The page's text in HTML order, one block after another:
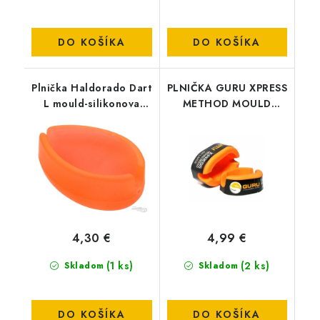
DO KOŠÍKA DO KOŠÍKA
Plnička Haldorado Dart
L mould-silikonova
Skladom (1 ks)
4,30 €
DO KOŠÍKA
PLNIČKA GURU XPRESS
METHOD MOULD
Skladom (2 ks)
4,99 €
DO KOŠÍKA